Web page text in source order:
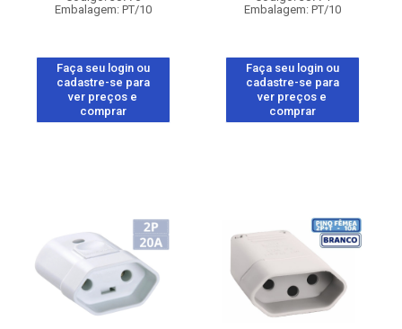
Embalagem: PT/10
Faça seu login ou
cadastre-se para
ver preços e
comprar
Embalagem: PT/10
Faça seu login ou
cadastre-se para
ver preços e
comprar